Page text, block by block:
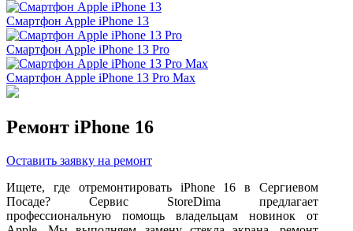
Смартфон Apple iPhone 13
Смартфон Apple iPhone 13 Pro
Смартфон Apple iPhone 13 Pro Max
Ремонт iPhone 16
Оставить заявку на ремонт
Ищете, где отремонтировать iPhone 16 в Сергиевом
Посаде? Сервис StoreDima предлагает
профессиональную помощь владельцам новинок от